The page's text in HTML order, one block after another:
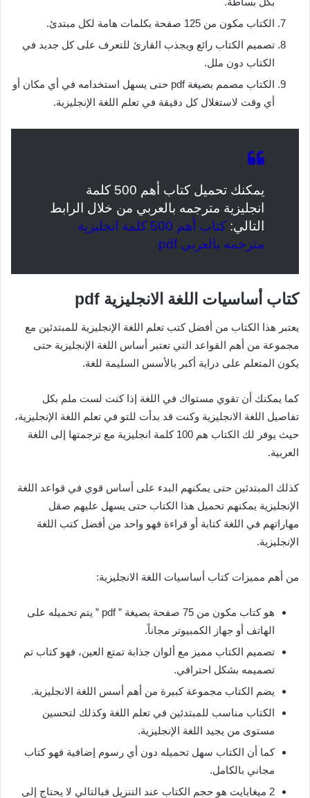
الكتاب مكون من 125 صفحة بكلمات هامة لكل مبتدئ.
تصميم الكتاب رائع ويجذب القارئ للتعرف على كل جديد في
الكتاب دون ملل.
الكتاب مصمم بصيغة pdf حتى يسهل استخدامه في أي مكان أو
أي وقت لاستغلال كل دقيقة في تعلم اللغة الإنجليزية.
يمكنك تحميل كتاب أهم 500 كلمة
انجليزية مترجمه بالعربي من خلال الرابط
التالي:
كتاب أهم 500 كلمة انجليزية
مترجمه بالعربي pdf
كتاب أساسيات اللغة الانجليزية pdf
يعتبر هذا الكتاب من أفضل كتب تعلم اللغة الإنجليزية للمبتدئين مع
مجموعة من أهم القواعد التي تعتبر أساس اللغة الإنجليزية حتى
يكون المتعلم على دراية أكبر بالأسس السليمة للغة.
كما يمكنك أن تقوي مستواك في اللغة إذا كنت لست ملم بكل
تفاصيل اللغة الانجليزية وكنت قد بدأت للتو في تعلم اللغة الإنجليزية،
حيث يوفر لك الكتاب هم 100 كلمة انجليزية مع ترجمتها إلى اللغة
العربية.
كذلك المبتدئين حتى يمكنهم البدء على أساس قوي في قواعد اللغة
الإنجليزية يمكنهم تحميل هذا الكتاب حتى يسهل عليهم صقل
مهاراتهم في اللغة كتابة أو قراءة فهو واحد من أفضل كتب اللغة
الإنجليزية.
من أهم مميزات كتاب أساسيات اللغة الانجليزية:
هو كتاب مكون من 75 صفحة بصيغة ” pdf ” يتم تحميله على
الهاتف أو جهاز الكمبيوتر مجاناً.
تصميم الكتاب مميز مع ألوان جذابة تمتع العين، فهو كتاب تم
تصميمه بشكل احترافي.
يضم الكتاب مجموعة كبيرة من أهم أسس اللغة الانجليزية.
الكتاب مناسب للمبتدئين في تعلم اللغة وكذلك لتحسين
مستوى من يجيد اللغة الإنجليزية.
كما أن الكتاب سهل تحميله دون أي رسوم إضافية فهو كتاب
مجاني بالكامل.
2 ميغابايت هو حجم الكتاب عند التنزيل فبالتالي لا يحتاج إلى